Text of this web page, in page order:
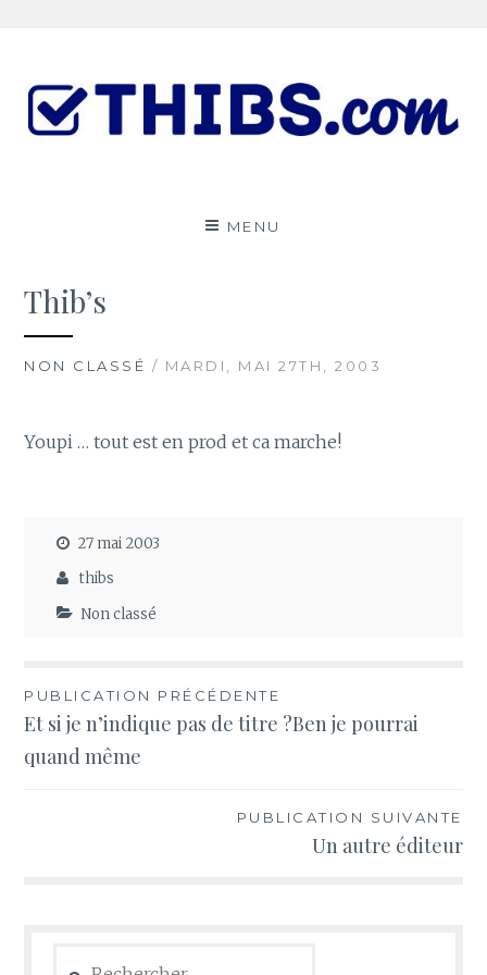
contenu
MENU
Thib’s
NON CLASSÉ / MARDI, MAI 27TH, 2003
Youpi … tout est en prod et ca marche!
27 mai 2003
thibs
Non classé
Navigation
de
l’article
PUBLICATION PRÉCÉDENTE
Et si je n’indique pas de titre ?Ben je pourrai
quand même
PUBLICATION SUIVANTE
Un autre éditeur